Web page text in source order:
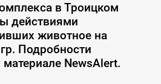
в Троицком
действиями
животное на
Подробности
NewsAlert.